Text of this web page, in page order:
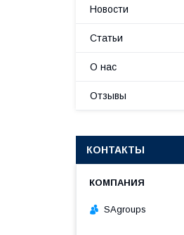
Новости
Статьи
О нас
Отзывы
КОНТАКТЫ
SAgroups